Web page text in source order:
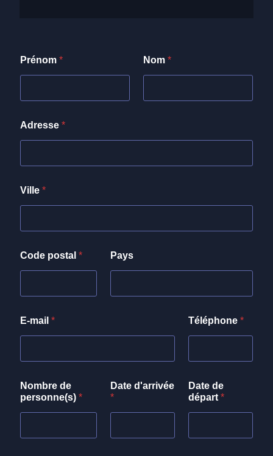
Prénom * Nom *
Adresse *
Ville *
Code postal * Pays
E-mail * Téléphone *
Nombre de
personne(s) *
Date d'arrivée
*
Date de
départ *